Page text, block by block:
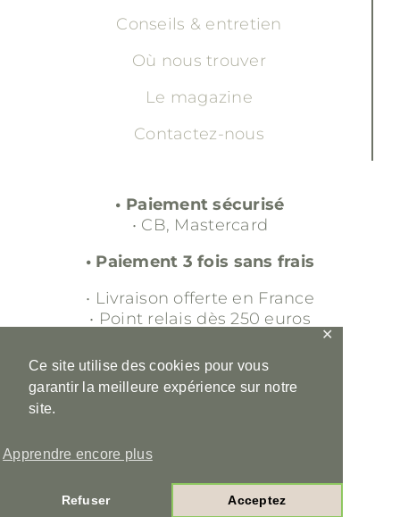
Ce site utilise des cookies pour vous
garantir la meilleure expérience sur notre
site.
Apprendre encore plus
Refuser Acceptez
✕
Conseils & entretien
Où nous trouver
Le magazine
Contactez-nous
• Paiement sécurisé
• CB, Mastercard
• Paiement 3 fois sans frais
• Livraison offerte en France
• Point relais dès 250 euros
• Retour gratuit sous 30 jours
• Service client